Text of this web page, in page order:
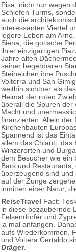
Pisa, nicht nur wegen
Schiefen Turms,
auch die
interessanten Viertel
legere Leben am Arno.
Siena, die gotische
ihrer einzigartigen
Jahre alten
seiner begehbaren
Steineichen ihre
Volterra und San
weithin sichtbar als
Heimat der roten
überall die Spuren der
Macht und
finanzierten. Allein der
Kirchenbauten
Spannend ist das
allem das Chianti, das
Winzerorten und
dem Besucher wie ein
Bars und
überzeugend sind
auf der Zunge
inmitten einer Natur,
ReiseTravel Fact:
in diese bezaubernde
Felsendörfer und
ja mal anfangen.
aufs Wiederkommen.
und Voltera Certaldo
Dräger.